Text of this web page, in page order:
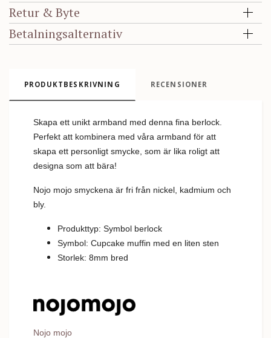
Retur & Byte
Betalningsalternativ
PRODUKTBESKRIVNING RECENSIONER
Skapa ett unikt armband med denna fina berlock.
Perfekt att kombinera med våra armband för att
skapa ett personligt smycke, som är lika roligt att
designa som att bära!
Nojo mojo smyckena är fri från nickel, kadmium och
bly.
Produkttyp: Symbol berlock
Symbol: Cupcake muffin med en liten sten
Storlek: 8mm bred
Nojo mojo